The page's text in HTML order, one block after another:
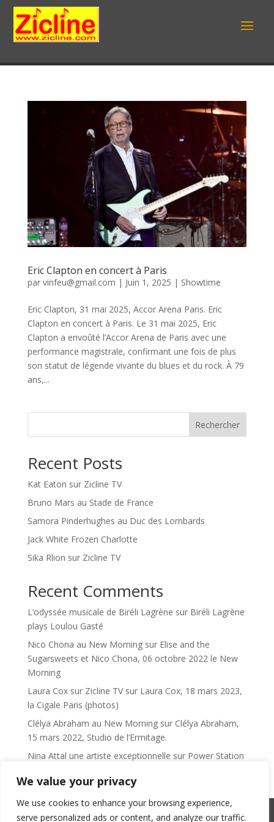
We value your privacy
We use cookies to enhance your browsing experience,
serve personalized ads or content, and analyze our traffic.
Eric Clapton en concert à Paris
par vinfeu@gmail.com | Juin 1, 2025 | Showtime
Eric Clapton, 31 mai 2025, Accor Arena Paris. Eric
Clapton en concert à Paris. Le 31 mai 2025, Eric
Clapton a envoûté l’Accor Arena de Paris avec une
performance magistrale, confirmant une fois de plus
son statut de légende vivante du blues et du rock. À 79
ans,...
Rechercher
Recent Posts
Kat Eaton sur Zicline TV
Bruno Mars au Stade de France
Samora Pinderhughes au Duc des Lombards
Jack White Frozen Charlotte
Sika Rlion sur Zicline TV
Recent Comments
L’odyssée musicale de Biréli Lagrène sur Biréli Lagrène
plays Loulou Gasté
Nico Chona au New Morningsur Elise and the
Sugarsweets et Nico Chona, 06 octobre 2022 le New
Morning
Laura Cox sur Zicline TVsur Laura Cox, 18 mars 2023,
la Cigale Paris (photos)
Clélya Abraham au New Morningsur Clélya Abraham,
15 mars 2022, Studio de l’Ermitage.
Nina Attal une artiste exceptionnelle sur Power Station